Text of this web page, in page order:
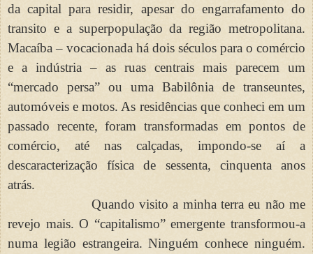
da capital para residir, apesar do engarrafamento do
transito e a superpopulação da região metropolitana.
Macaíba – vocacionada há dois séculos para o comércio
e a indústria – as ruas centrais mais parecem um
“mercado persa” ou uma Babilônia de transeuntes,
automóveis e motos. As residências que conheci em um
passado recente, foram transformadas em pontos de
comércio, até nas calçadas, impondo-se aí a
descaracterização física de sessenta, cinquenta anos
atrás.
Quando visito a minha terra eu não me
revejo mais. O “capitalismo” emergente transformou-a
numa legião estrangeira. Ninguém conhece ninguém.